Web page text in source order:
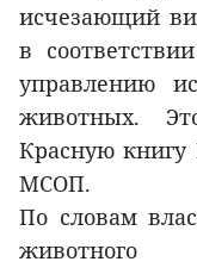
исчезающий
в
управлению
животных.
Красную
МСОП.
По словам